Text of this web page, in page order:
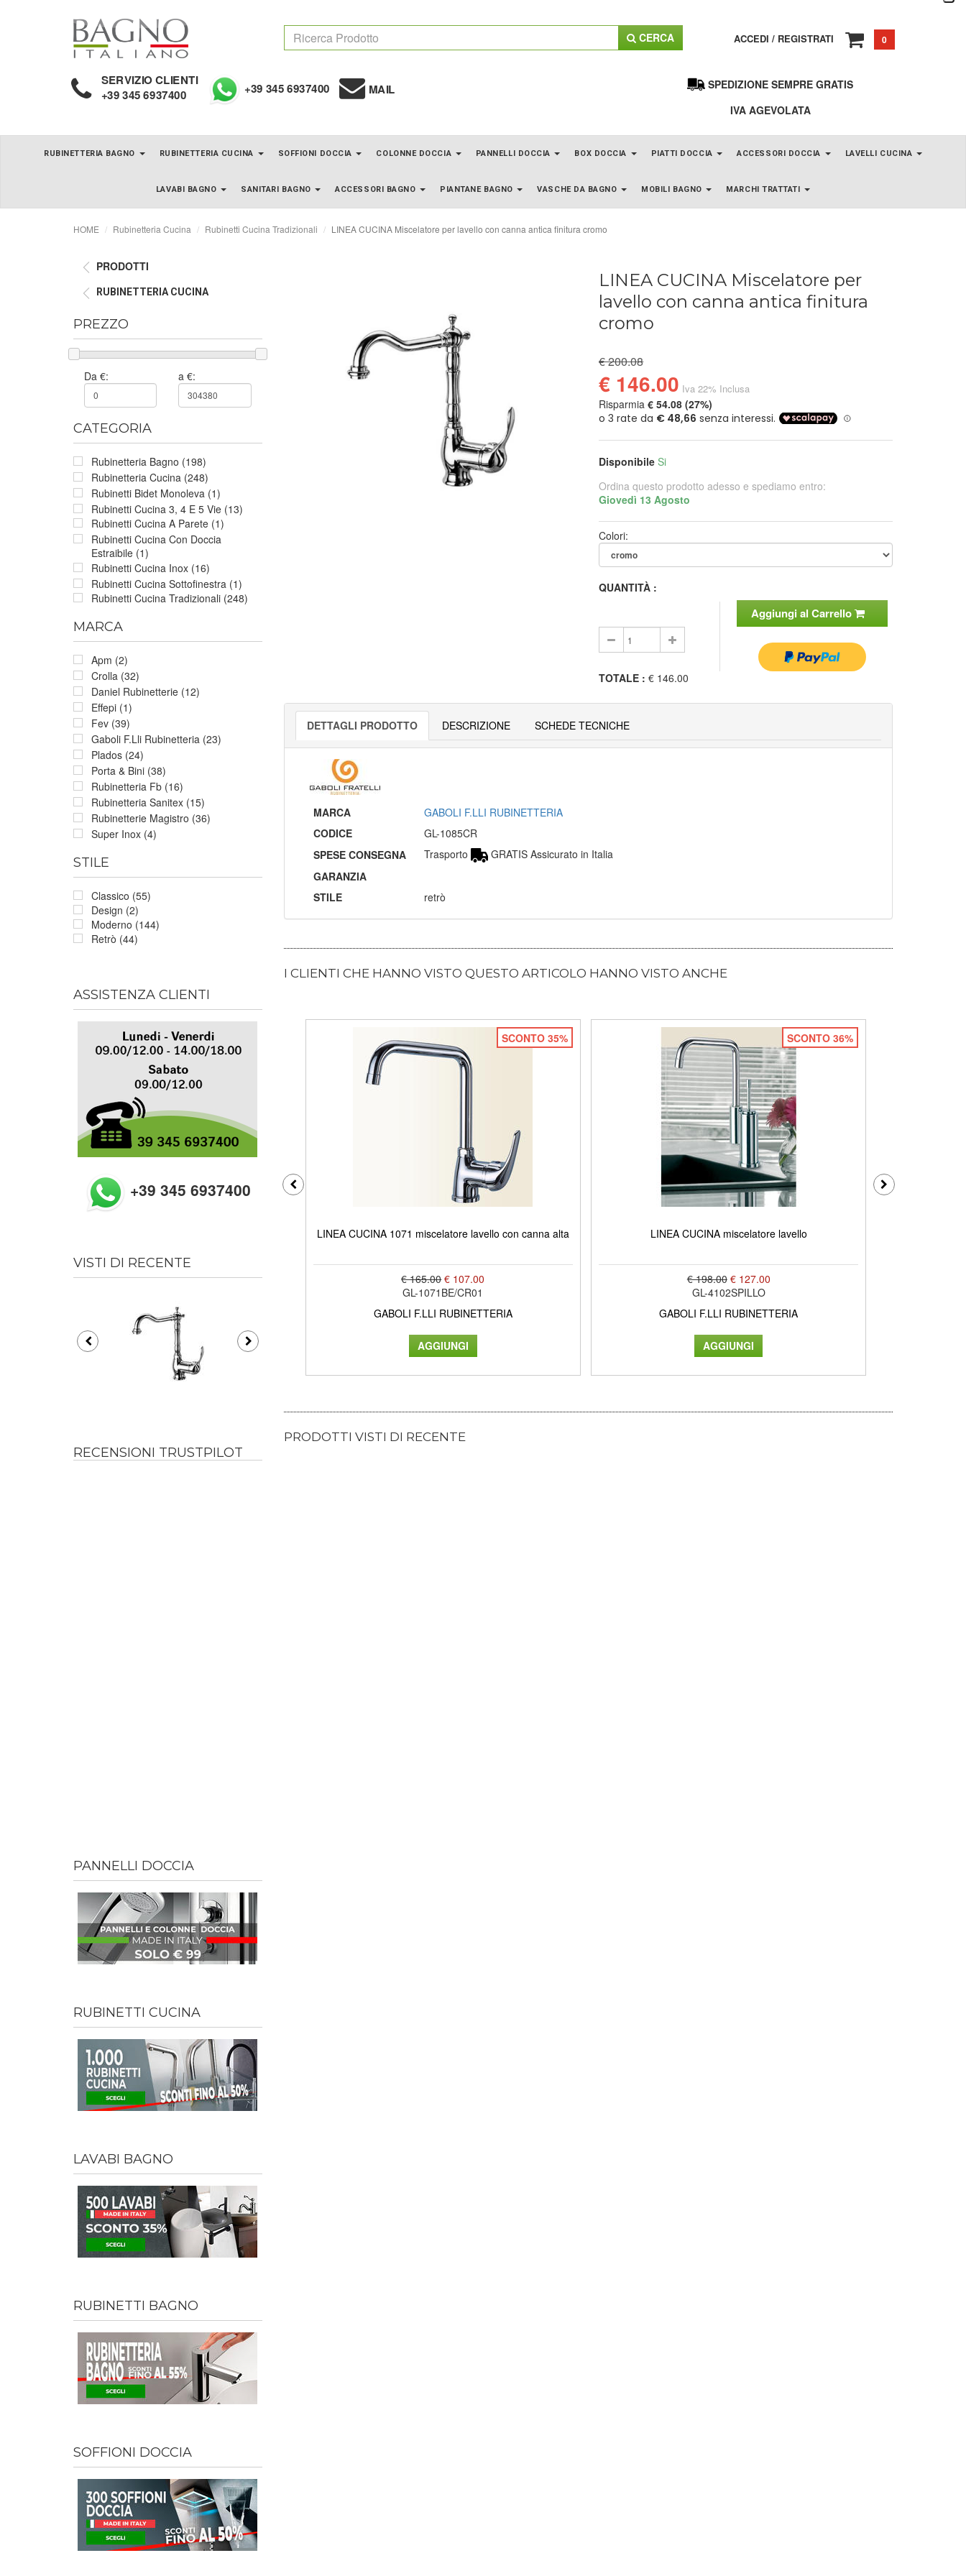
CERCA ACCEDI / REGISTRATI 0
SERVIZIO CLIENTI
+39 345 6937400 +39 345 6937400 MAIL
SPEDIZIONE SEMPRE GRATIS
IVA AGEVOLATA
RUBINETTERIA BAGNO RUBINETTERIA CUCINA SOFFIONI DOCCIA COLONNE DOCCIA PANNELLI DOCCIA BOX DOCCIA PIATTI DOCCIA ACCESSORI DOCCIA LAVELLI CUCINA
LAVABI BAGNO SANITARI BAGNO ACCESSORI BAGNO PIANTANE BAGNO VASCHE DA BAGNO MOBILI BAGNO MARCHI TRATTATI
HOME Rubinetteria Cucina Rubinetti Cucina Tradizionali LINEA CUCINA Miscelatore per lavello con canna antica finitura cromo
PRODOTTI
RUBINETTERIA CUCINA
PREZZO
Da €: a €:
CATEGORIA
Rubinetteria Bagno (198)
Rubinetteria Cucina (248)
Rubinetti Bidet Monoleva (1)
Rubinetti Cucina 3, 4 E 5 Vie (13)
Rubinetti Cucina A Parete (1)
Rubinetti Cucina Con Doccia
Estraibile (1)
Rubinetti Cucina Inox (16)
Rubinetti Cucina Sottofinestra (1)
Rubinetti Cucina Tradizionali (248)
MARCA
Apm (2)
Crolla (32)
Daniel Rubinetterie (12)
Effepi (1)
Fev (39)
Gaboli F.Lli Rubinetteria (23)
Plados (24)
Porta & Bini (38)
Rubinetteria Fb (16)
Rubinetteria Sanitex (15)
Rubinetterie Magistro (36)
Super Inox (4)
STILE
Classico (55)
Design (2)
Moderno (144)
Retrò (44)
ASSISTENZA CLIENTI
+39 345 6937400
VISTI DI RECENTE
RECENSIONI TRUSTPILOT
PANNELLI DOCCIA
RUBINETTI CUCINA
LAVABI BAGNO
RUBINETTI BAGNO
SOFFIONI DOCCIA
LINEA CUCINA Miscelatore per
lavello con canna antica finitura
cromo
€ 200.08
€ 146.00 Iva 22% Inclusa
Risparmia€ 54.08 (27%)
Disponibile Si
Ordina questo prodotto adesso e spediamo entro:
Giovedì 13 Agosto
Colori:
QUANTITÀ :
Aggiungi al Carrello
TOTALE : € 146.00
DETTAGLI PRODOTTO DESCRIZIONE SCHEDE TECNICHE
MARCA
GABOLI F.LLI RUBINETTERIA
CODICE
GL-1085CR
SPESE CONSEGNA
Trasporto
GRATIS Assicurato in Italia
GARANZIA
STILE
retrò
I CLIENTI CHE HANNO VISTO QUESTO ARTICOLO HANNO VISTO ANCHE
SCONTO 35%
LINEA CUCINA 1071 miscelatore lavello con canna alta
€ 165.00 € 107.00
GL-1071BE/CR01
GABOLI F.LLI RUBINETTERIA
SCONTO 36%
LINEA CUCINA miscelatore lavello
€ 198.00 € 127.00
GL-4102SPILLO
GABOLI F.LLI RUBINETTERIA
PRODOTTI VISTI DI RECENTE